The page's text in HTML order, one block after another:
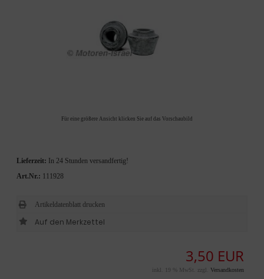
Für eine größere Ansicht klicken Sie auf das Vorschaubild
3,50 EUR
inkl. 19 % MwSt. zzgl. Versandkosten
Lieferzeit:
In 24 Stunden versandfertig!
Art.Nr.: 111928
Artikeldatenblatt drucken